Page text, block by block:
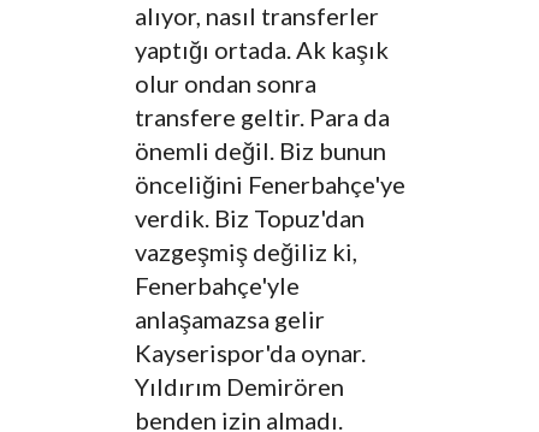
alıyor, nasıl transferler
yaptığı ortada. Ak kaşık
olur ondan sonra
transfere geltir. Para da
önemli değil. Biz bunun
önceliğini Fenerbahçe'ye
verdik. Biz Topuz'dan
vazgeşmiş değiliz ki,
Fenerbahçe'yle
anlaşamazsa gelir
Kayserispor'da oynar.
Yıldırım Demirören
benden izin almadı.